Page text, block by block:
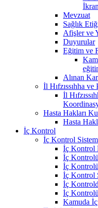
Mevzuat
Sağlık
Afişler ve
Duyurular
Eğitim ve
Alınan
İl Hıfzıssıhha
İl
Hasta Hakları
Hasta
İç Kontrol
İç Kontrol
İç Kontrol
İç
İç
İç Kontrol
İç
İç
Kamuda